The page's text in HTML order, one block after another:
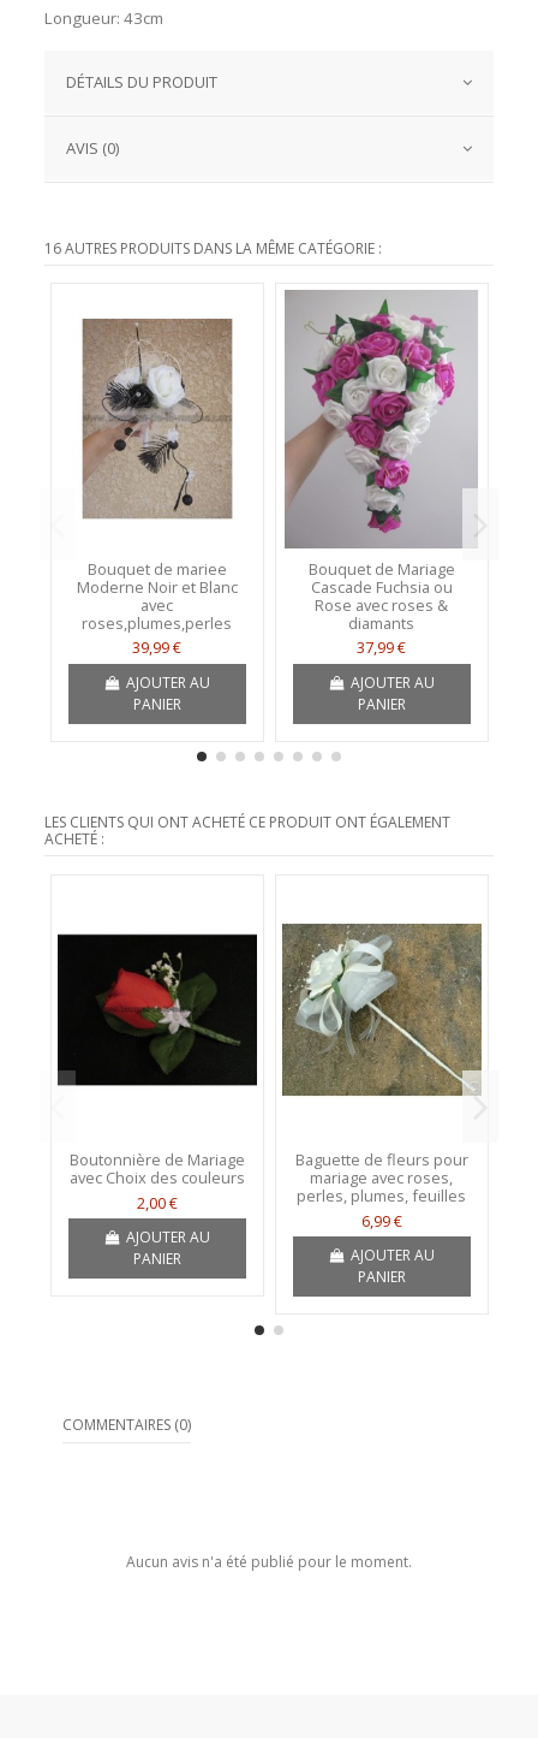
Longueur: 43cm
DÉTAILS DU PRODUIT
AVIS (0)
16 AUTRES PRODUITS DANS LA MÊME CATÉGORIE :
Bouquet de mariee
Moderne Noir et Blanc
avec
roses,plumes,perles
39,99 €
AJOUTER AU
PANIER
Bouquet de Mariage
Cascade Fuchsia ou
Rose avec roses &
diamants
37,99 €
AJOUTER AU
PANIER
LES CLIENTS QUI ONT ACHETÉ CE PRODUIT ONT ÉGALEMENT
ACHETÉ :
Boutonnière de Mariage
avec Choix des couleurs
2,00 €
AJOUTER AU
PANIER
Baguette de fleurs pour
mariage avec roses,
perles, plumes, feuilles
6,99 €
AJOUTER AU
PANIER
COMMENTAIRES (0)
Aucun avis n'a été publié pour le moment.